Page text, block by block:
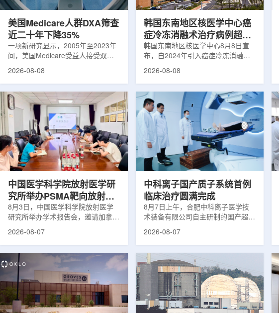
美国Medicare人群DXA筛查
近二十年下降35%
一项新研究显示，2005年至2023年
间，美国Medicare受益人接受双能X
射线吸收测定(DXA)检查的比例明显
果提示，不同人群之间的筛查可及性
差异正在扩大。研究人员分析了超过
500万名Medicare受益人的理赔数
据。结果显示，DXA使用率从2005
年的每10万名受益人7255次，下降
至2023年的每10万名受益人4690
次。相关研究已发表于
《Osteoporosis International》。下
2026-08-08
韩国东南地区核医学中心癌
症冷冻消融术治疗病例超过
100例
韩国东南地区核医学中心8月8日宣
布，自2024年引入癌症冷冻消融术
以来，中心已完成超过100例相关手
法。治疗过程中，医生在CT或超声
成像引导下，将细治疗针精准插入肿
瘤部位，通过零下40摄氏度或更低
的超低温冷冻病灶，使癌细胞发生坏
死。由于低温冷冻本身具有一定麻醉
作用，该技术有助于减轻患者疼痛，
减少对周围正常组织的损伤，并促进
术后较快恢复。据该中心介绍，目前
2026-08-08
中国医学科学院放射医学研
究所举办PSMA靶向放射性
药物学术报告会
8月3日，中国医学科学院放射医学
研究所举办学术报告会，邀请加拿大
温哥华不列颠哥伦比亚癌症中心林国
性药物开发》的学术报告。报告会采
取线上线下结合方式举行，放射所部
分科研人员和研究生参加。林国贤教
授长期从事肿瘤诊疗靶向放射性药物
开发研究，已主导或参与发表135余
篇同行评议期刊论文，提交30余项
2026-08-07
中科离子国产质子系统首例
临床治疗圆满完成
8月7日上午，合肥中科离子医学技
术装备有限公司自主研制的国产超导
回旋质子治疗系统，在合肥离子医学
治疗系统的重要突破。本例受试者为
肺癌患者。试验所用的超导质子治疗
系统，搭载中科离子自主研发的
SC240超导回旋加速器，具有超大照
射野、360°全周束流配送能力。治
疗全程依托多模融合4D图像引导精
2026-08-07